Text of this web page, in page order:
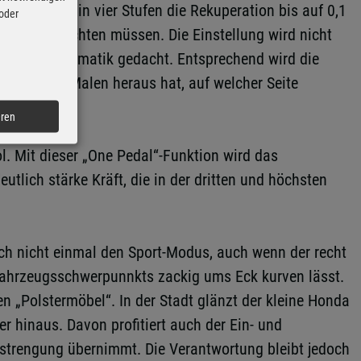
denen in vier Stufen die Rekuperation bis auf 0,1
aufleuchten müssen. Die Einstellung wird nicht
einer Automatik gedacht. Entsprechend wird die
wenigen Malen heraus hat, auf welcher Seite
mehr.
Mit dieser „One Pedal“-Funktion wird das
stärke Kräft, die in der dritten und höchsten
nicht einmal den Sport-Modus, auch wenn der recht
zackig ums Eck kurven lässt.
„Polstermöbel“. In der Stadt glänzt der kleine Honda
hinaus. Davon profitiert auch der Ein- und
übernimmt. Die Verantwortung bleibt jedoch